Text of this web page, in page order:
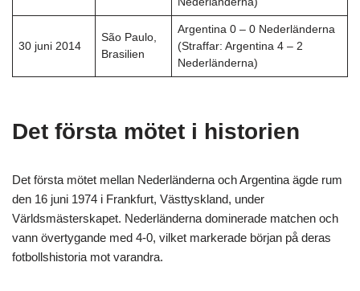
30 juni 2014
São Paulo,
Brasilien
Argentina 0 – 0 Nederländerna
(Straffar: Argentina 4 – 2
Nederländerna)
Det första mötet i historien
Det första mötet mellan Nederländerna och Argentina ägde rum
den 16 juni 1974 i Frankfurt, Västtyskland, under
Världsmästerskapet. Nederländerna dominerade matchen och
vann övertygande med 4-0, vilket markerade början på deras
fotbollshistoria mot varandra.